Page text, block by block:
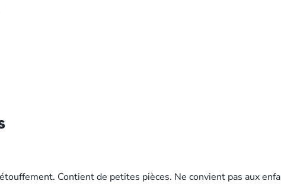
Contient de petites pièces. Ne convient pas aux